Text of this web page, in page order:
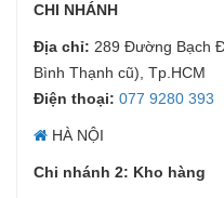
Kích thước chuẩn dành
CHI NHÁNH
Địa chỉ: 289 Đường Bạch
Bình Thạnh cũ), Tp.HCM
Điện thoại: 077 9280 393
HÀ NỘI
Chi nhánh 2: Kho hàng